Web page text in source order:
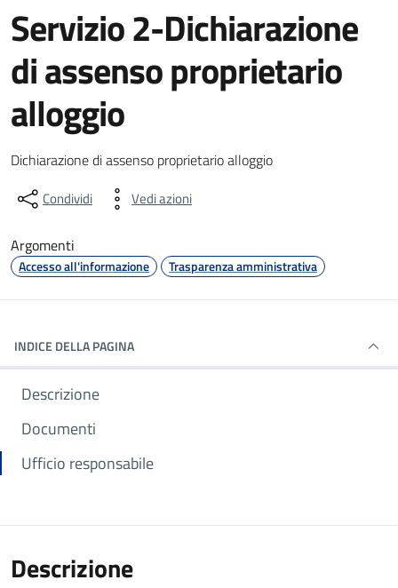
Servizio 2-Dichiarazione
di assenso proprietario
alloggio
Dettagli del documento
Dichiarazione di assenso proprietario alloggio
Condividi Vedi azioni
Argomenti
Accesso all'informazione Trasparenza amministrativa
INDICE DELLA PAGINA
Descrizione
Documenti
Ufficio responsabile
Descrizione